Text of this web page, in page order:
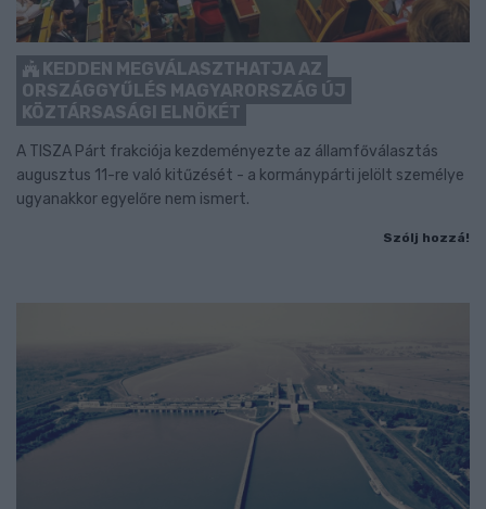
KEDDEN MEGVÁLASZTHATJA AZ
ORSZÁGGYŰLÉS MAGYARORSZÁG ÚJ
KÖZTÁRSASÁGI ELNÖKÉT
A TISZA Párt frakciója kezdeményezte az államfőválasztás
augusztus 11-re való kitűzését - a kormánypárti jelölt személye
ugyanakkor egyelőre nem ismert.
Szólj hozzá!